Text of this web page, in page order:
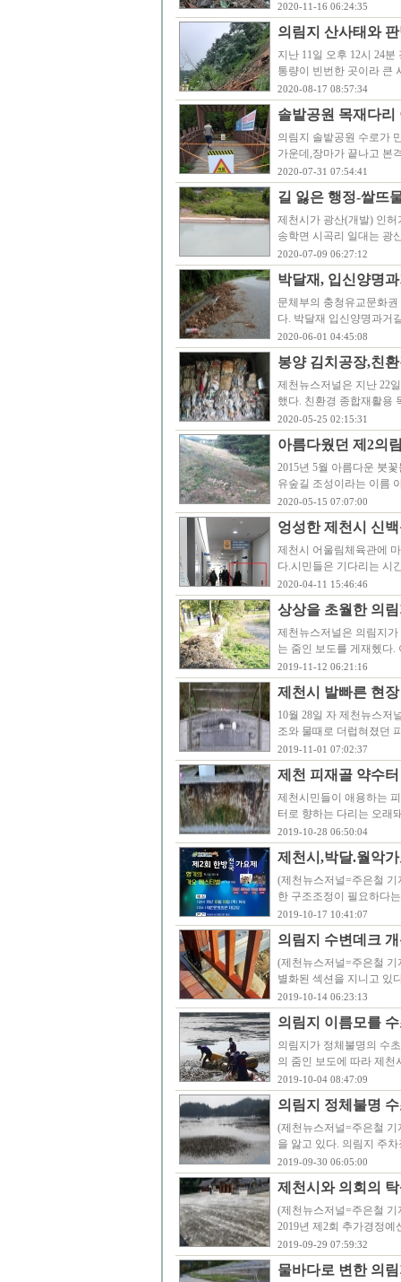
2020-11-16 06:24:35
의림지 산사태와
지난 11일 오후 12시 24
통량이 빈번한 곳이라 큰
2020-08-17 08:57:34
솔밭공원 목재다
의림지 솔밭공원 수로가
가운데,장마가 끝나고 본
2020-07-31 07:54:41
길 잃은 행정-쌀뜨
제천시가 광산(개발) 인
송학면 시곡리 일대는 광
2020-07-09 06:27:12
박달재, 입신양명
문체부의 충청유교문화
다. 박달재 입신양명과거
2020-06-01 04:45:08
봉양 김치공장,친
제천뉴스저널은 지난 22
했다. 친환경 종합재활용
2020-05-25 02:15:31
아름다웠던 제2의
2015년 5월 아름다운 붓
유숲길 조성이라는 이름
2020-05-15 07:07:00
엉성한 제천시 신
제천시 어울림체육관에
다.시민들은 기다리는 시
2020-04-11 15:46:46
상상을 초월한 의
제천뉴스저널은 의림지
는 줌인 보도를 게재헸다
2019-11-12 06:21:16
제천시 발빠른 현
10월 28일 자 제천뉴스저
조와 물때로 더럽혀졌던
2019-11-01 07:02:37
제천 피재골 약수
제천시민들이 애용하는
터로 향하는 다리는 오래
2019-10-28 06:50:04
제천시,박달.월악
(제천뉴스저널=주은철
한 구조조정이 필요하다
2019-10-17 10:41:07
의림지 수변데크
(제천뉴스저널=주은철
별화된 섹션을 지니고 있
2019-10-14 06:23:13
의림지 이름모를
의림지가 정체불명의 수
의 줌인 보도에 따라 제
2019-10-04 08:47:09
의림지 정체불명
(제천뉴스저널=주은철
을 앓고 있다. 의림지 주
2019-09-30 06:05:00
제천시와 의회의
(제천뉴스저널=주은철 기
2019년 제2회 추가경정
2019-09-29 07:59:32
물바다로 변한 의